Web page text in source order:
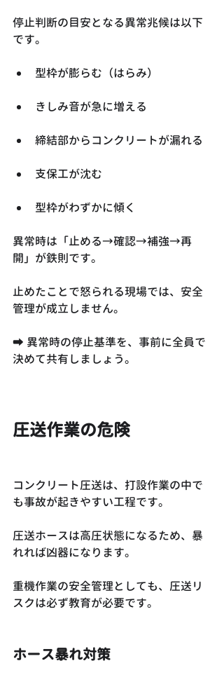
停止判断の目安となる異常兆候は以下
です。
型枠が膨らむ（はらみ）
きしみ音が急に増える
締結部からコンクリートが漏れる
支保工が沈む
型枠がわずかに傾く
異常時は「止める→確認→補強→再
開」が鉄則です。
止めたことで怒られる現場では、安全
管理が成立しません。
➡ 異常時の停止基準を、事前に全員で
決めて共有しましょう。
圧送作業の危険
コンクリート圧送は、打設作業の中で
も事故が起きやすい工程です。
圧送ホースは高圧状態になるため、暴
れれば凶器になります。
重機作業の安全管理としても、圧送リ
スクは必ず教育が必要です。
ホース暴れ対策